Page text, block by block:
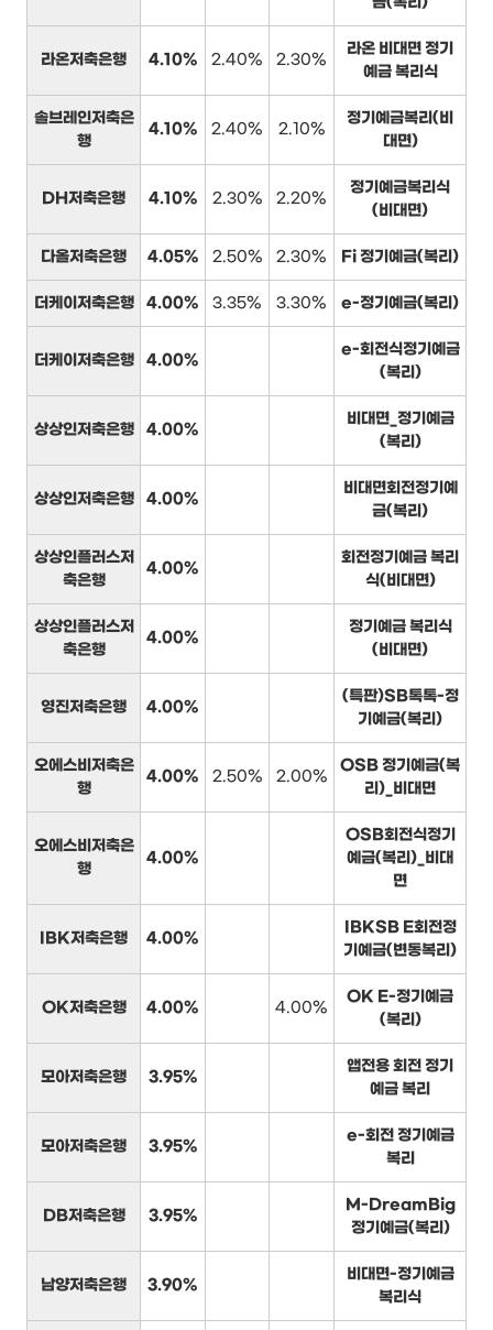
라온저축은행 4.10% 2.40% 2.30%
라온 비대면 정기
예금 복리식
솔브레인저축은
행
4.10% 2.40% 2.10%
정기예금복리(비
대면)
DH저축은행 4.10% 2.30% 2.20%
정기예금복리식
(비대면)
다올저축은행 4.05% 2.50% 2.30% Fi 정기예금(복리)
더케이저축은행 4.00% 3.35% 3.30% e-정기예금(복리)
더케이저축은행 4.00%
e-회전식정기예금
(복리)
상상인저축은행 4.00%
비대면_정기예금
(복리)
상상인저축은행 4.00%
비대면회전정기예
금(복리)
상상인플러스저
축은행
4.00%
회전정기예금 복리
식(비대면)
상상인플러스저
축은행
4.00%
정기예금 복리식
(비대면)
영진저축은행 4.00%
(특판)SB톡톡-정
기예금(복리)
오에스비저축은
행
4.00% 2.50% 2.00%
OSB 정기예금(복
리)_비대면
오에스비저축은
행
4.00%
OSB회전식정기
예금(복리)_비대
면
IBK저축은행 4.00%
IBKSB E회전정
기예금(변동복리)
OK저축은행 4.00% 4.00%
OK E-정기예금
(복리)
모아저축은행 3.95%
앱전용 회전 정기
예금 복리
모아저축은행 3.95%
e-회전 정기예금
복리
DB저축은행 3.95%
M-DreamBig
정기예금(복리)
남양저축은행 3.90%
비대면-정기예금
복리식